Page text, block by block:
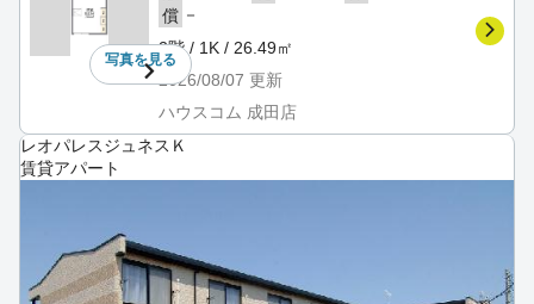
写真を見る
償 －
2階 / 1K / 26.49㎡
2026/08/07 更新
ハウスコム 成田店
レオパレスジュネスＫ
賃貸アパート